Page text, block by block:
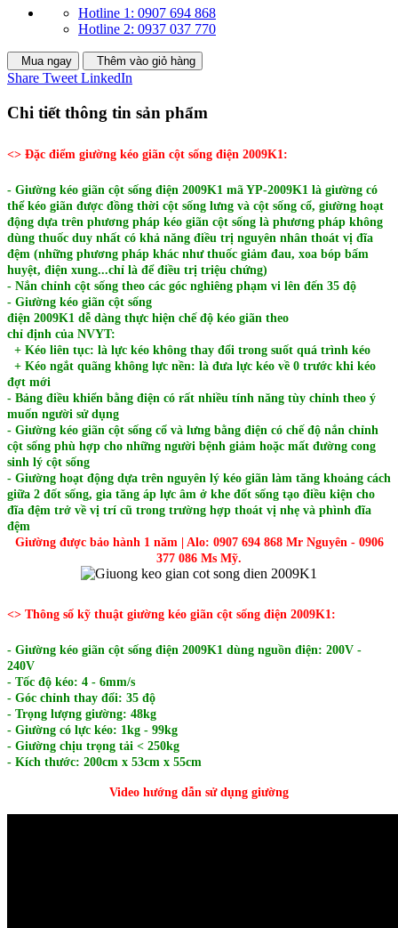
Hotline 1: 0907 694 868
Hotline 2: 0937 037 770
Mua ngay Thêm vào giỏ hàng
Share Tweet LinkedIn
Chi tiết thông tin sản phẩm
<> Đặc điểm giường kéo giãn cột sống điện 2009K1:
- Giường kéo giãn cột sống điện 2009K1 mã YP-2009K1 là giường có
thể kéo giãn được đồng thời cột sống lưng và cột sống cổ, giường hoạt
động dựa trên phương pháp kéo giãn cột sống là phương pháp không
dùng thuốc duy nhất có khả năng điều trị nguyên nhân thoát vị đĩa
đệm (những phương pháp khác như thuốc giảm đau, xoa bóp bấm
huyệt, điện xung...chỉ là để điều trị triệu chứng)
- Nắn chỉnh cột sống theo các góc nghiêng phạm vi lên đến 35 độ
- Giường kéo giãn cột sống
điện 2009K1 dễ dàng thực hiện chế độ kéo giãn theo
chỉ định của NVYT:
+ Kéo liên tục: là lực kéo không thay đổi trong suốt quá trình kéo
+ Kéo ngắt quãng không lực nền: là đưa lực kéo về 0 trước khi kéo
đợt mới
- Bảng điều khiển bằng điện có rất nhiều tính năng tùy chỉnh theo ý
muốn người sử dụng
- Giường kéo giãn cột sống cổ và lưng bằng điện có chế độ nắn chỉnh
cột sống phù hợp cho những người bệnh giảm hoặc mất đường cong
sinh lý cột sống
- Giường hoạt động dựa trên nguyên lý kéo giãn làm tăng khoảng cách
giữa 2 đốt sống, gia tăng áp lực âm ở khe đốt sống tạo điều kiện cho
đĩa đệm trở về vị trí cũ trong trường hợp thoát vị nhẹ và phình đĩa
đệm
Giường được bảo hành 1 năm | Alo: 0907 694 868 Mr Nguyên - 0906
377 086 Ms Mỹ.
<> Thông số kỹ thuật giường kéo giãn cột sống điện 2009K1:
- Giường kéo giãn cột sống điện 2009K1 dùng nguồn điện: 200V -
240V
- Tốc độ kéo: 4 - 6mm/s
- Góc chỉnh thay đổi: 35 độ
- Trọng lượng giường: 48kg
- Giường có lực kéo: 1kg - 99kg
- Giường chịu trọng tải < 250kg
- Kích thước: 200cm x 53cm x 55cm
Video hướng dẫn sử dụng giường